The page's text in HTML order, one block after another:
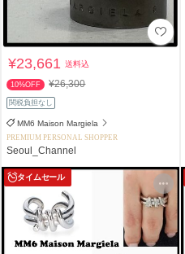
¥23,661送料込
10%OFF ¥26,300
関税負担なし
MM6 Maison Margiela
PREMIUM PERSONAL SHOPPER
Seoul_Channel
タイムセール